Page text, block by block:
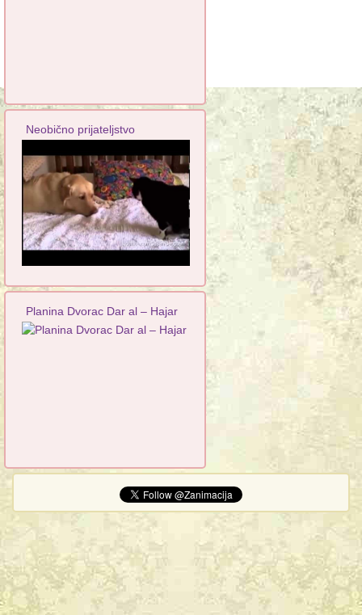
Neobično prijateljstvo
Planina Dvorac Dar al – Hajar